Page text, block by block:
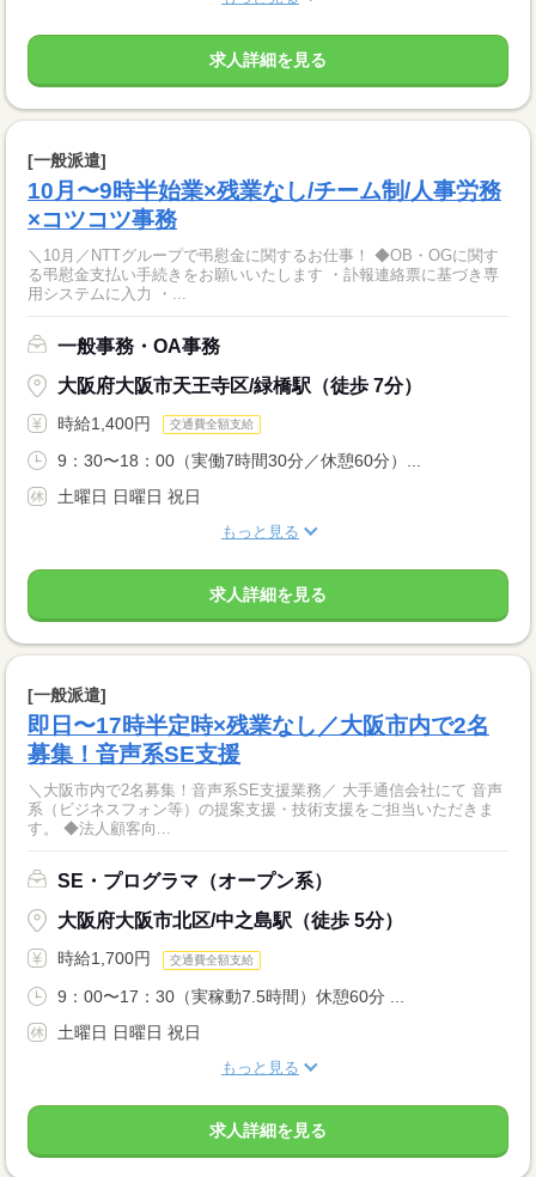
求人詳細を見る
[一般派遣]
10月〜9時半始業×残業なし/チーム制/人事労務
×コツコツ事務
＼10月／NTTグループで弔慰金に関するお仕事！ ◆OB・OGに関す
る弔慰金支払い手続きをお願いいたします ・訃報連絡票に基づき専
用システムに入力 ・...
一般事務・OA事務
大阪府大阪市天王寺区/緑橋駅（徒歩 7分）
時給1,400円 交通費全額支給
9：30〜18：00（実働7時間30分／休憩60分）...
土曜日 日曜日 祝日
もっと見る
求人詳細を見る
[一般派遣]
即日〜17時半定時×残業なし／大阪市内で2名
募集！音声系SE支援
＼大阪市内で2名募集！音声系SE支援業務／ 大手通信会社にて 音声
系（ビジネスフォン等）の提案支援・技術支援をご担当いただきま
す。 ◆法人顧客向...
SE・プログラマ（オープン系）
大阪府大阪市北区/中之島駅（徒歩 5分）
時給1,700円 交通費全額支給
9：00〜17：30（実稼動7.5時間）休憩60分 ...
土曜日 日曜日 祝日
もっと見る
求人詳細を見る